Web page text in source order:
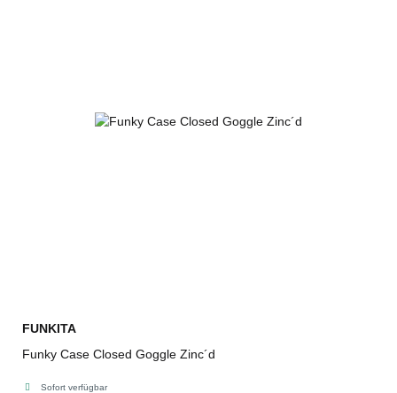
FUNKITA
Funky Case Closed Goggle Zinc´d
Sofort verfügbar